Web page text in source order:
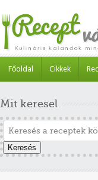
Főoldal Cikkek
Mit keresel
Keresés